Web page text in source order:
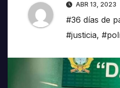
ABR 13, 2023
#36 días de
#justicia,